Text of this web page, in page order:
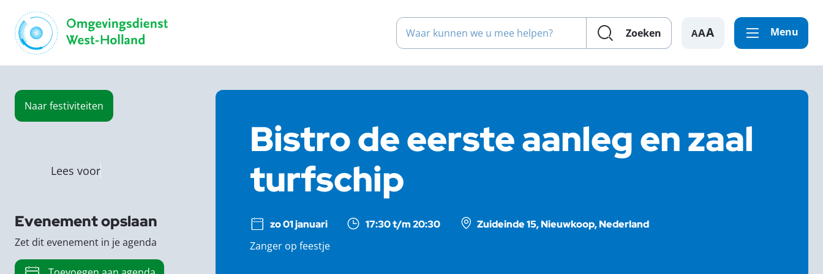
Waar kunnen we u mee helpen?
Zoeken A Menu
Naarfestiviteiten
Bistro de eerste aanleg en zaal
turfschip
zo 01 januari 17:30 t/m 20:30
Zuideinde 15, Nieuwkoop, Nederland
Zanger op feestje
Lees voor
Evenement opslaan
Zet dit evenement in je agenda